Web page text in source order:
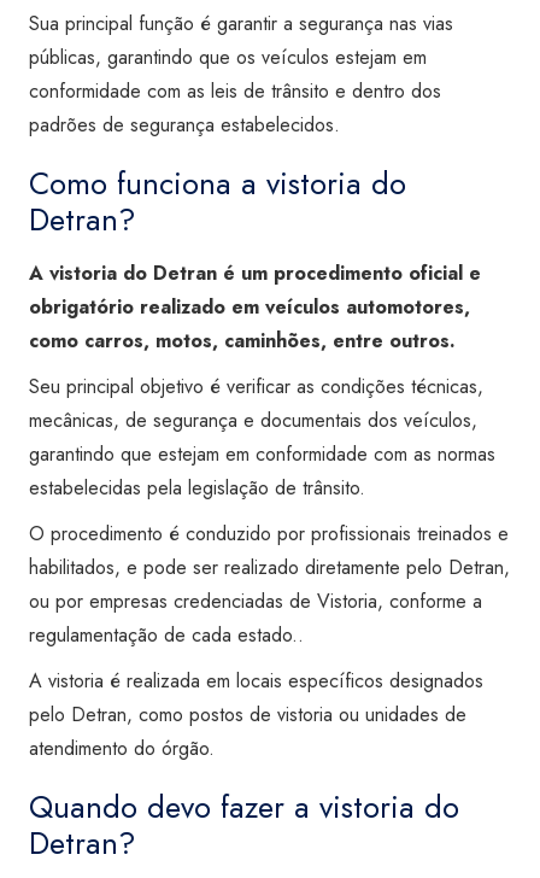
Sua principal função é garantir a segurança nas vias
públicas, garantindo que os veículos estejam em
conformidade com as leis de trânsito e dentro dos
padrões de segurança estabelecidos.
Como funciona a vistoria do
Detran?
A vistoria do Detran é um procedimento oficial e
obrigatório realizado em veículos automotores,
como carros, motos, caminhões, entre outros.
Seu principal objetivo é verificar as condições técnicas,
mecânicas, de segurança e documentais dos veículos,
garantindo que estejam em conformidade com as normas
estabelecidas pela legislação de trânsito.
O procedimento é conduzido por profissionais treinados e
habilitados, e pode ser realizado diretamente pelo Detran,
ou por empresas credenciadas de Vistoria, conforme a
regulamentação de cada estado..
A vistoria é realizada em locais específicos designados
pelo Detran, como postos de vistoria ou unidades de
atendimento do órgão.
Quando devo fazer a vistoria do
Detran?